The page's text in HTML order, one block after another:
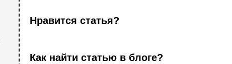
Нравится статья?
Как найти статью в блоге?